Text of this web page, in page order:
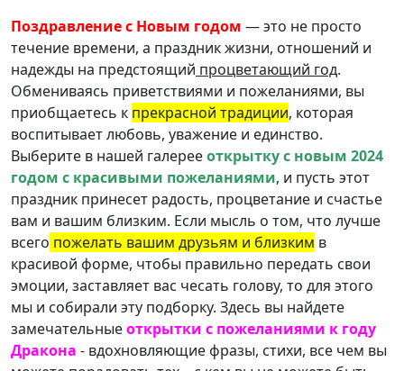
Поздравление с Новым годом — это не просто
течение времени, а праздник жизни, отношений и
надежды на предстоящий процветающий год.
Обмениваясь приветствиями и пожеланиями, вы
приобщаетесь к прекрасной традиции, которая
воспитывает любовь, уважение и единство.
Выберите в нашей галерееоткрытку с новым 2024
годом с красивыми пожеланиями, и пусть этот
праздник принесет радость, процветание и счастье
вам и вашим близким. Если мысль о том, что лучше
всего пожелать вашим друзьям и близким в
красивой форме, чтобы правильно передать свои
эмоции, заставляет вас чесать голову, то для этого
мы и собирали эту подборку. Здесь вы найдете
замечательныеоткрытки с пожеланиями к году
Дракона - вдохновляющие фразы, стихи, все чем вы